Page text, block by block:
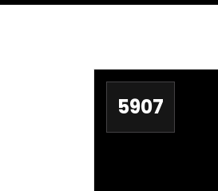
5907